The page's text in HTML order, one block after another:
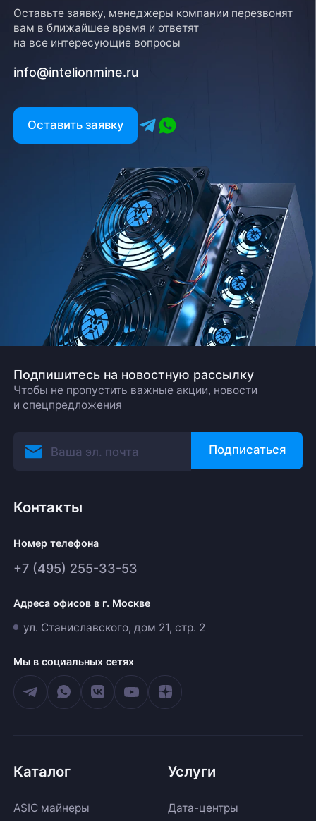
Оставьте заявку, менеджеры компании перезвонят
вам в ближайшее время и ответят
на все интересующие вопросы
info@intelionmine.ru
Оставить заявку
Подпишитесь на новостную рассылку
Чтобы не пропустить важные акции, новости
и спецпредложения
Подписаться
Контакты
Номер телефона
+7 (495) 255-33-53
Адреса офисов в г. Москве
ул. Станиславского, дом 21, стр. 2
Мы в социальных сетях
Каталог
ASIC майнеры
Услуги
Дата-центры